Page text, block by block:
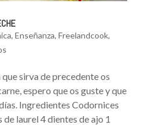
, Enseñanza, Freelandcook,
sirva de precedente os
espero que os guste y que
Ingredientes Codornices
de laurel 4 dientes de ajo 1